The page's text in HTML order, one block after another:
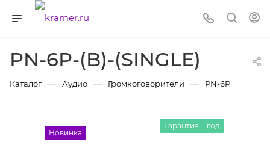
PN-6P-(B)-(SINGLE)
Каталог — Аудио — Громкоговорители — PN-6P
Новинка
Новинка
Гарантия: 1 год